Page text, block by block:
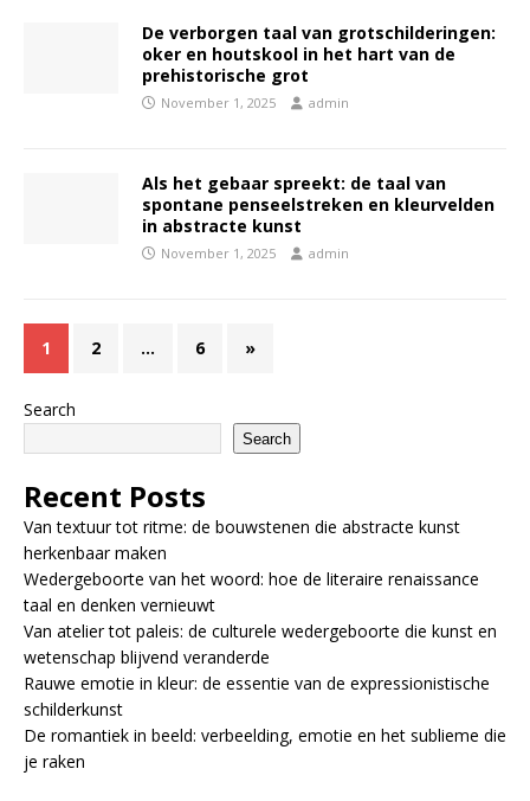
De verborgen taal van grotschilderingen:
oker en houtskool in het hart van de
prehistorische grot
November 1, 2025 admin
Als het gebaar spreekt: de taal van
spontane penseelstreken en kleurvelden
in abstracte kunst
November 1, 2025 admin
1 2 … 6 »
Search
Search
Recent Posts
Van textuur tot ritme: de bouwstenen die abstracte kunst
herkenbaar maken
Wedergeboorte van het woord: hoe de literaire renaissance
taal en denken vernieuwt
Van atelier tot paleis: de culturele wedergeboorte die kunst en
wetenschap blijvend veranderde
Rauwe emotie in kleur: de essentie van de expressionistische
schilderkunst
De romantiek in beeld: verbeelding, emotie en het sublieme die
je raken